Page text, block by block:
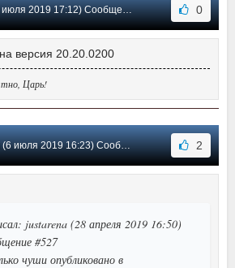
2019 17:12) Сообщение #542 0
версия 20.20.0200
Царь!
Прохожий (6 июля 2019 16:23) Сообщение #541 2
justarena (28 апреля 2019 16:50)
#527
чуши опубликовано в